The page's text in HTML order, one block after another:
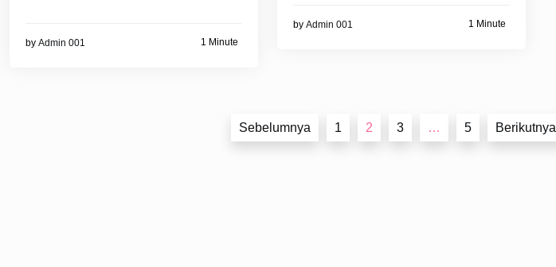
by Admin 001 1 Minute
by Admin 001 1 Minute
Sebelumnya 1 2 3 … 5 Berikutnya